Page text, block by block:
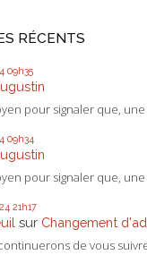
RÉCENTS
09h35
pour signaler que, une
09h34
pour signaler que, une
21h17
sur Changement
de vous